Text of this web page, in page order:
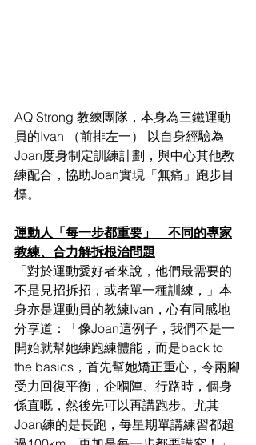
AQ Strong 教練團隊，本身為三鐵運動
員的Ivan （前排左一） 以自身經驗為
Joan度身制定訓練計劃，與中心其他教
練配合，協助Joan實現「無痛」跑步目
標。
運動人「每一步都重要」　不同的專家
教練、合力解拆根治問題
「對於運動愛好者來說，他們最需要的
不是見招拆招，或者單一種訓練，」本
身亦是運動員的教練Ivan，心有同感地
分享道：「像Joan這例子，我們不是一
開始就幫她練跑練體能，而是back to
the basics，首先幫她矯正重心，令兩腳
受力回復平衡，企嗰陣、行路時，個身
係直嘅，然後先可以再講跑步。尤其
Joan練的是長跑，每星期單講練習都超